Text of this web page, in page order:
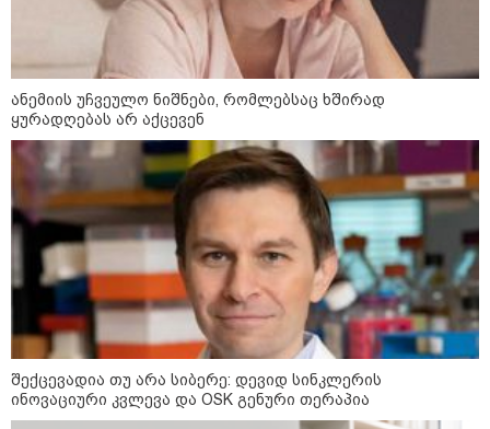
რუსული მხარის ინფორმაციით,
უკრაინამ ბელგოროდზე
დრონებით იერიში მიიტანა,
დაიღუპა 3 ადამიანი და
დაშავდა 25
10:17 / 09-08-2026
რუსებმა ხარკოვს და ოდესას
დაარტყეს, არიან დაღუპულები
და დაშავებულები - რა
ინფორმაციას ავრცელებს
ხარკოვის მერი?
10:02 / 09-08-2026
"ქართული ოცნება” ხელს
უწყობს ირანული
ტერორისტული ქსელების
უკანონო გაფართოებას, თუმცა
მაინც ამერიკას უყენებს
მოთხოვნებს?" - ჯო უილსონი
ანემიის უჩვეულო ნიშნები, რომლებსაც ხშირად
ყურადღებას არ აქცევენ
შექცევადია თუ არა სიბერე: დევიდ სინკლერის
ინოვაციური კვლევა და OSK გენური თერაპია